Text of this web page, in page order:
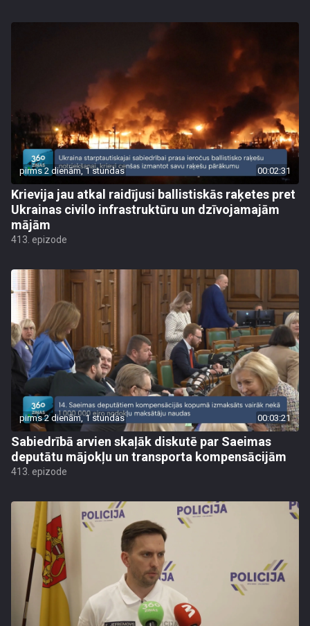
pirms 2 dienām, 1 stundas 00:02:31
Krievija jau atkal raidījusi ballistiskās raķetes pret
Ukrainas civilo infrastruktūru un dzīvojamajām
mājām
413. epizode
pirms 2 dienām, 1 stundas 00:03:21
Sabiedrībā arvien skaļāk diskutē par Saeimas
deputātu mājokļu un transporta kompensācijām
413. epizode